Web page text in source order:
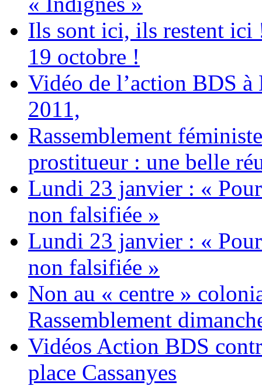
Ils sont ici, ils restent ici
19 octobre !
Vidéo de l’action BDS
2011,
Rassemblement
prostitueur : une belle
Lundi 23 janvier : «
non falsifiée »
Lundi 23 janvier : «
non falsifiée »
Non au « centre »
Rassemblement
Vidéos Action BDS
place Cassanyes